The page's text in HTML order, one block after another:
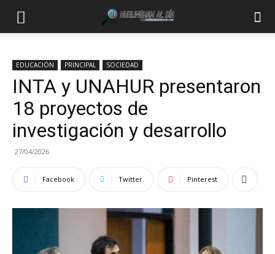
EDUCACIÓN PRINCIPAL SOCIEDAD
INTA y UNAHUR presentaron
18 proyectos de
investigación y desarrollo
27/04/2026
Facebook Twitter Pinterest